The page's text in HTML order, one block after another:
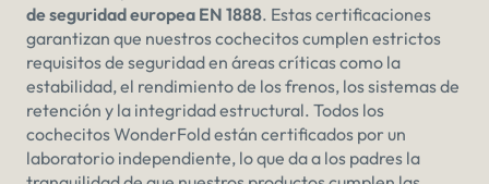
de seguridad europea EN 1888. Estas certificaciones
garantizan que nuestros cochecitos cumplen estrictos
requisitos de seguridad en áreas críticas como la
estabilidad, el rendimiento de los frenos, los sistemas de
retención y la integridad estructural. Todos los
cochecitos WonderFold están certificados por un
laboratorio independiente, lo que da a los padres la